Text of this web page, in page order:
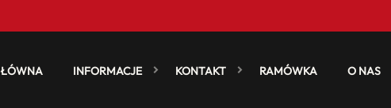
INFORMACJE KONTAKT RAMÓWKA O NAS